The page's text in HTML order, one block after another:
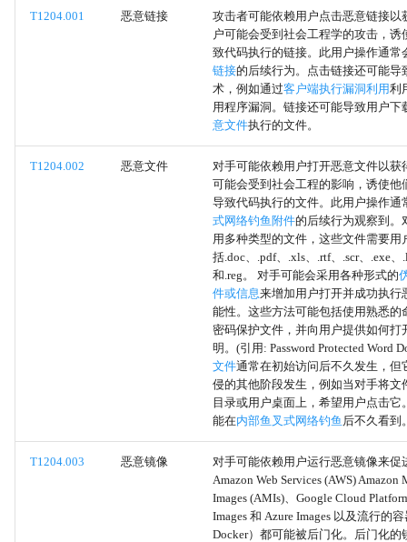
网络共享发现
云账户
加载项
T1204.001 恶意链接
攻击者可能依赖用户点击恶意链接以
户可能会受到社会工程学的攻击，诱
致代码执行的链接。此用户操作通常
链接的后续行为。点击链接还可能导
术，例如通过客户端执行漏洞利用利
用程序漏洞。链接还可能导致用户下
意文件执行的文件。
T1204.002 恶意文件
对手可能依赖用户打开恶意文件以获
可能会受到社会工程的影响，诱使他
导致代码执行的文件。此用户操作通
式网络钓鱼附件的后续行为观察到。
用多种类型的文件，这些文件需要用
括.doc、.pdf、.xls、.rtf、.scr、.exe
和.reg。 对手可能会采用各种形式的
件或信息来增加用户打开并成功执行
能性。这些方法可能包括使用熟悉的
密码保护文件，并向用户提供如何打
明。(引用: Password Protected Word
文件通常在初始访问后不久发生，但
侵的其他阶段发生，例如当对手将文
目录或用户桌面上，希望用户点击它
能在内部鱼叉式网络钓鱼 后不久看到
T1204.003 恶意镜像
对手可能依赖用户运行恶意镜像来促
Amazon Web Services (AWS) Amazon
Images (AMIs)、Google Cloud
Images 和 Azure Images 以及流行的
Docker）都可能被后门化。后门化的